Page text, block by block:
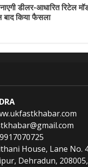
डीलर-आधारित रिटेल
किया फैसला
House, Lane No.
Dehradun,